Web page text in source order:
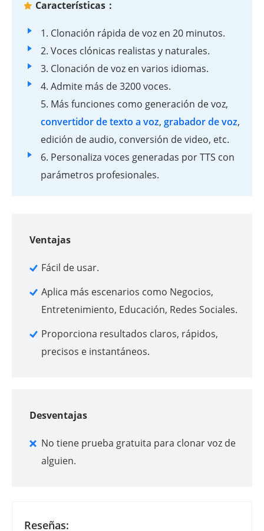
Características：
1. Clonación rápida de voz en 20 minutos.
2. Voces clónicas realistas y naturales.
3. Clonación de voz en varios idiomas.
4. Admite más de 3200 voces.
5. Más funciones como generación de voz,
convertidor de texto a voz, grabador de voz,
edición de audio, conversión de video, etc.
6. Personaliza voces generadas por TTS con
parámetros profesionales.
Ventajas
Fácil de usar.
Aplica más escenarios como Negocios,
Entretenimiento, Educación, Redes Sociales.
Proporciona resultados claros, rápidos,
precisos e instantáneos.
Desventajas
No tiene prueba gratuita para clonar voz de
alguien.
Reseñas: